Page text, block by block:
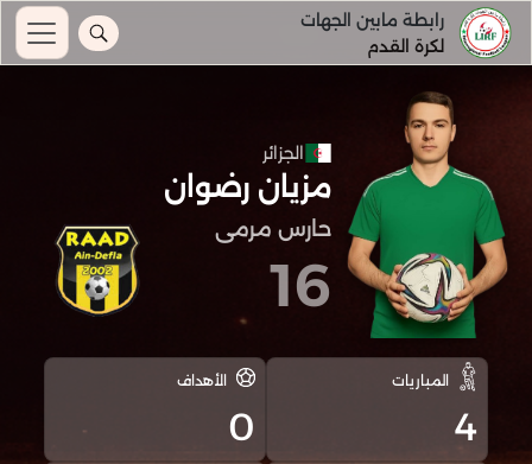
رابطة مابين الجهات
لكرة القدم
الجزائر
مزيان رضوان
حارس مرمى
16
المباريات
4
الأهداف
0